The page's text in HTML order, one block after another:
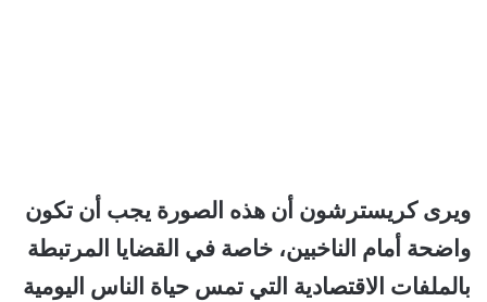
ويرى كريسترشون أن هذه الصورة يجب أن تكون
واضحة أمام الناخبين، خاصة في القضايا المرتبطة
بالملفات الاقتصادية التي تمس حياة الناس اليومية